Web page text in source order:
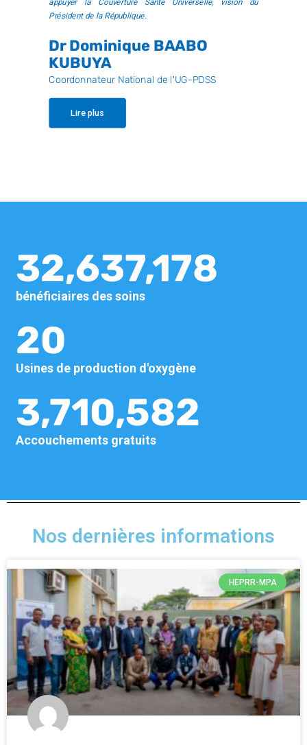
appuyer la Couverture Santé Universelle, vision du
Président de la République.
Dr Dominique BAABO
KUBUYA
Coordonnateur National de l'UG-PDSS
Lire plus
32,637,178
bénéficiaires des soins
20
Usines de production d'oxygène
3,710,582
Accouchements gratuits
Nos dernières informations
HEPRR-MPA